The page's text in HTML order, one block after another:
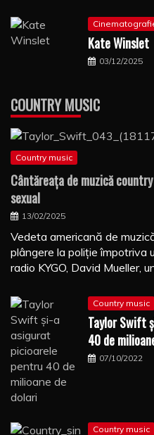
Kate Winslet
03/12/2025
COUNTRY MUSIC
Country music
Cântăreaţa de muzică
sexual
13/02/2025
Vedeta americană de
plângere la poliţie împotriva
radio KYGO, David Mueller,
Country music
Taylor Swift
40 de
07/10/2022
Country music